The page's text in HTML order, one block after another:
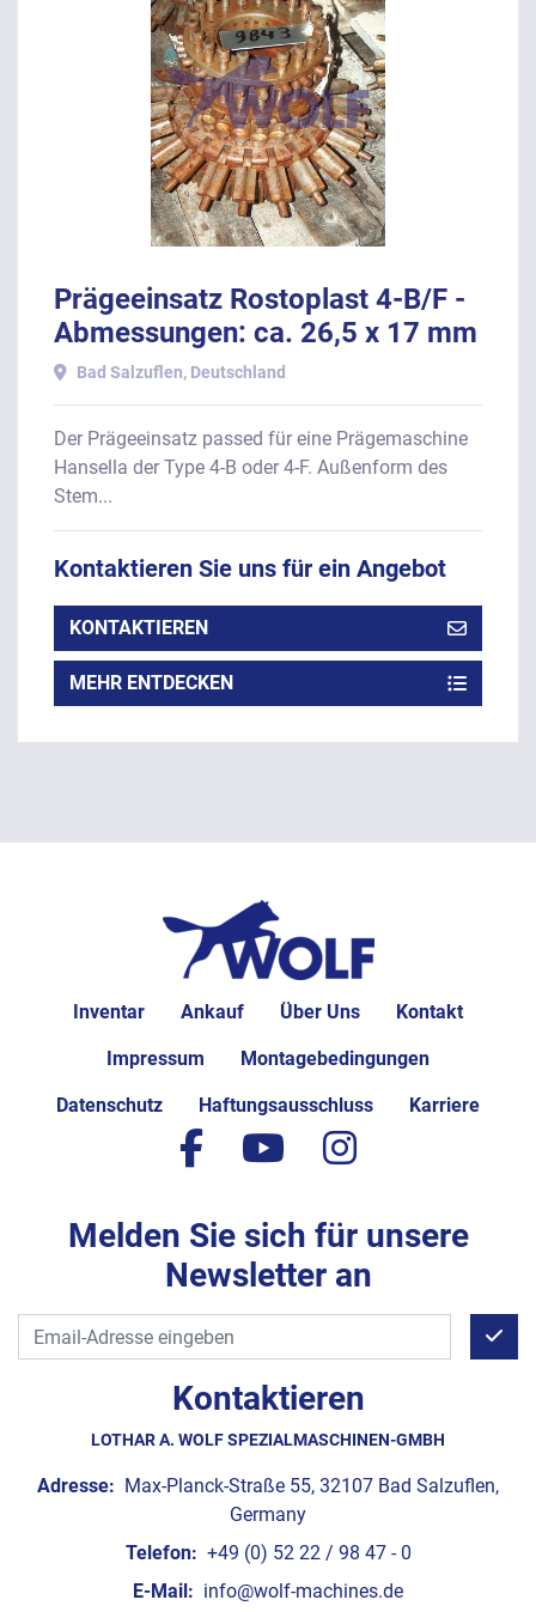
Prägeeinsatz Rostoplast 4-B/F -
Abmessungen: ca. 26,5 x 17 mm
(oval)
Bad Salzuflen, Deutschland
Der Prägeeinsatz passed für eine Prägemaschine
Hansella der Type 4-B oder 4-F. Außenform des
Stem...
Kontaktieren Sie uns für ein Angebot
KONTAKTIEREN
MEHR ENTDECKEN
Inventar Ankauf Über Uns Kontakt
Impressum Montagebedingungen
Datenschutz Haftungsausschluss Karriere
Kontaktieren
LOTHAR A. WOLF SPEZIALMASCHINEN-GMBH
Adresse: Max-Planck-Straße 55, 32107 Bad Salzuflen,
Germany
Telefon: +49 (0) 52 22 / 98 47 - 0
E-Mail: info@wolf-machines.de
facebook
youtubeinstagram
Melden Sie sich für unsere
Newsletter an